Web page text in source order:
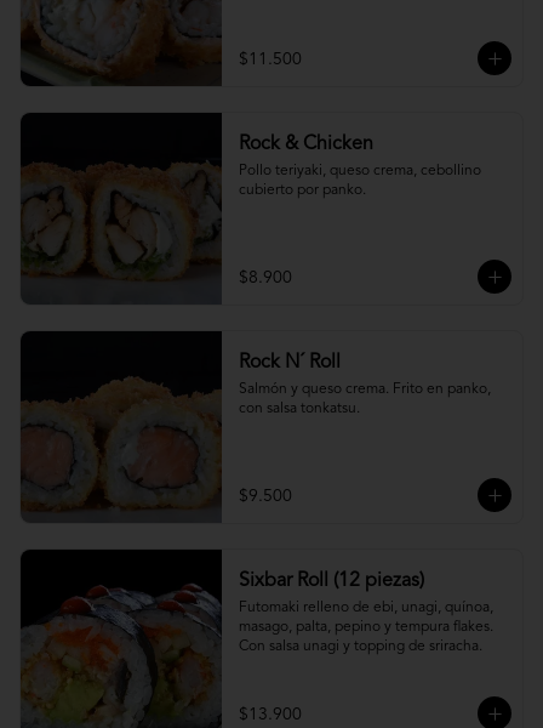
$11.500
Rock & Chicken
Pollo teriyaki, queso crema, cebollino
cubierto por panko.
$8.900
Rock N´ Roll
Salmón y queso crema. Frito en panko,
con salsa tonkatsu.
$9.500
Sixbar Roll (12 piezas)
Futomaki relleno de ebi, unagi, quínoa,
masago, palta, pepino y tempura flakes.
Con salsa unagi y topping de sriracha.
$13.900